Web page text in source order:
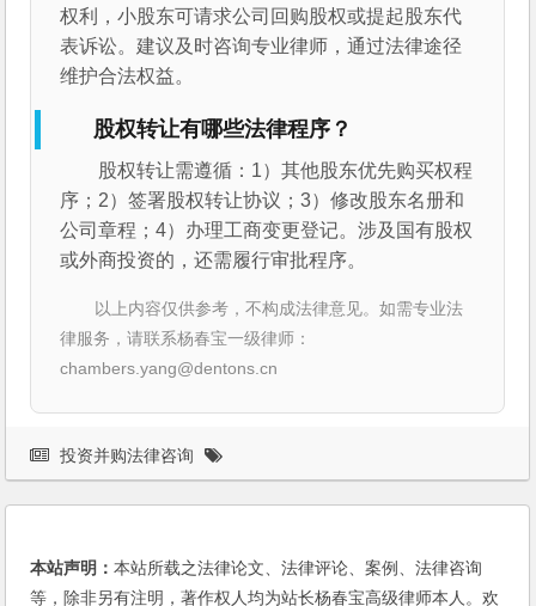
权利，小股东可请求公司回购股权或提起股东代
表诉讼。建议及时咨询专业律师，通过法律途径
维护合法权益。
股权转让有哪些法律程序？
股权转让需遵循：1）其他股东优先购买权程
序；2）签署股权转让协议；3）修改股东名册和
公司章程；4）办理工商变更登记。涉及国有股权
或外商投资的，还需履行审批程序。
以上内容仅供参考，不构成法律意见。如需专业法
律服务，请联系杨春宝一级律师：
chambers.yang@dentons.cn
投资并购法律咨询
本站声明：本站所载之法律论文、法律评论、案例、法律咨询
等，除非另有注明，著作权人均为站长杨春宝高级律师本人。欢